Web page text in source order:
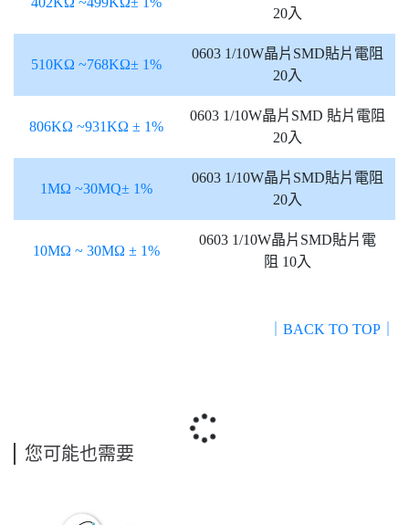
20入
510KΩ ~768KΩ± 1%
0603 1/10W晶片SMD貼片電阻
20入
806KΩ ~931KΩ ± 1%
0603 1/10W晶片SMD 貼片電阻
20入
1MΩ ~30MQ± 1%
0603 1/10W晶片SMD貼片電阻
20入
10MΩ ~ 30MΩ ± 1%
0603 1/10W晶片SMD貼片電
阻 10入
｜BACK TO TOP｜
您可能也需要